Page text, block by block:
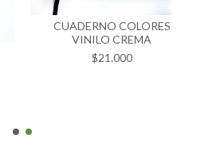
CUADERNO COLORES
VINILO CREMA
$21.000